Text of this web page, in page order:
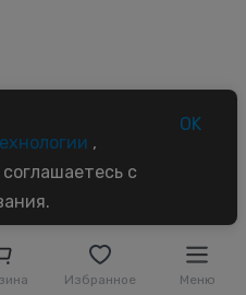
Избранное Меню
,
с
OK